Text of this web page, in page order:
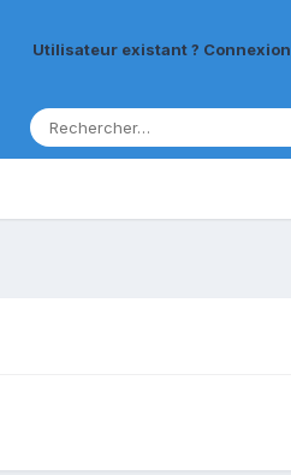
Utilisateur existant ? Connexion